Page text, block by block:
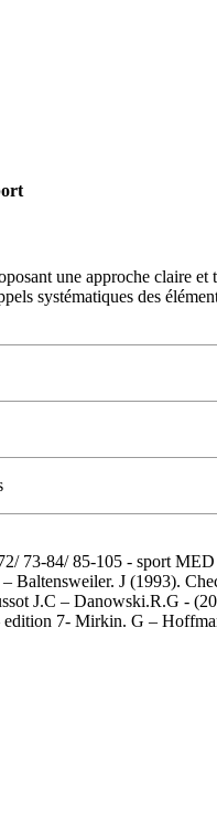
une approche claire et
systématiques des
73-84/ 85-105 - sport
Baltensweiler. J (1993).
J.C – Danowski.R.G -
7- Mirkin. G –